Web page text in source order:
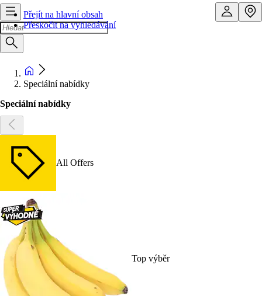
Přejít na hlavní obsah
Přeskočit na vyhledávání
Speciální nabídky
Speciální nabídky
All Offers
Top výběr